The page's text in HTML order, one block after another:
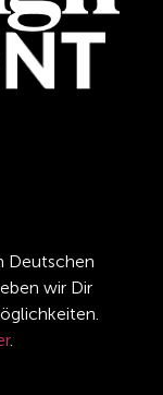
Deutschen
wir Dir
.